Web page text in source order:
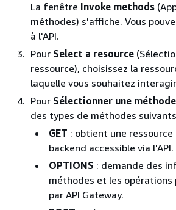
La fenêtre Invoke methods
méthodes) s'affiche. Vous
à l'API.
Pour Select a resource
ressource), choisissez la
laquelle vous souhaitez
Pour Sélectionner une méthode
des types de méthodes
GET : obtient une ressource
backend accessible via l'API.
OPTIONS : demande des
méthodes et les opérations
par API Gateway.